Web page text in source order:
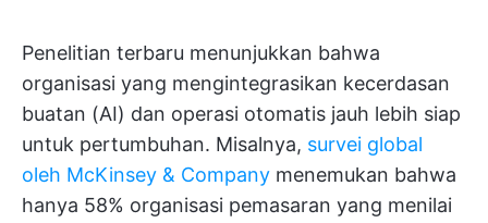
Penelitian terbaru menunjukkan bahwa
organisasi yang mengintegrasikan kecerdasan
buatan (AI) dan operasi otomatis jauh lebih siap
untuk pertumbuhan. Misalnya, survei global
oleh McKinsey & Company menemukan bahwa
hanya 58% organisasi pemasaran yang menilai